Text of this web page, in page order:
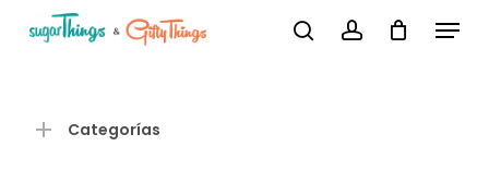
Búsqueda
Menu
Categorías